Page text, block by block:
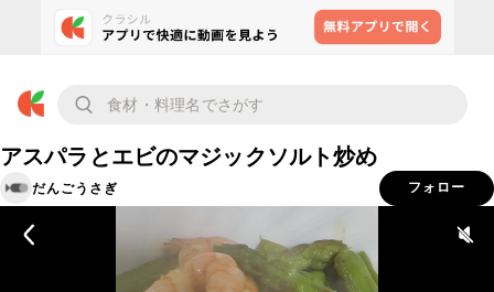
アスパラとエビのマジックソルト炒め
だんごうさぎ フォロー